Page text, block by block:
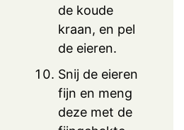
de koude
kraan, en pel
de eieren.
Snij de eieren
fijn en meng
deze met de